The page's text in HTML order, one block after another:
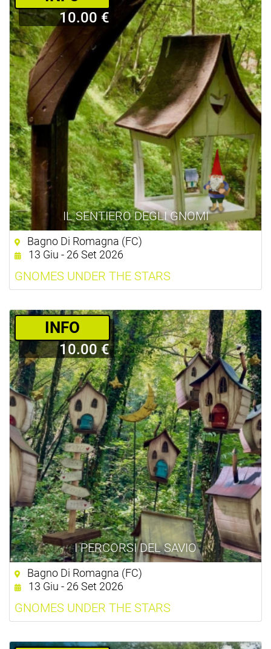
IL SENTIERO DEGLI GNOMI
10.00 €
Bagno Di Romagna (FC)
13 Giu - 26 Set 2026
GNOMES UNDER THE STARS
I PERCORSI DEL SAVIO
­INFO
10.00 €
Bagno Di Romagna (FC)
13 Giu - 26 Set 2026
GNOMES UNDER THE STARS